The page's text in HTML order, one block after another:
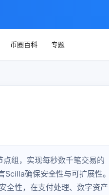
币圈百科 专题
组，实现每秒数千笔交易的
确保安全性与可扩展性。
全性，在支付处理、数字资产